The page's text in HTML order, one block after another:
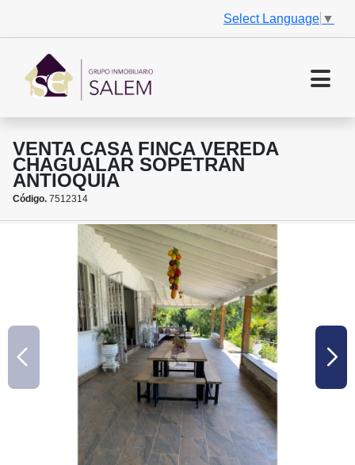
Select Language ▼
VENTA CASA FINCA VEREDA
CHAGUALAR SOPETRAN
ANTIOQUIA
Código. 7512314